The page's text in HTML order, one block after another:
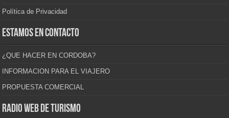
Política de Privacidad
Estamos en contacto
¿QUE HACER EN CORDOBA?
INFORMACION PARA EL VIAJERO
PROPUESTA COMERCIAL
Radio Web de Turismo